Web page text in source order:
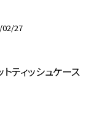
02/27
ティッシュケース